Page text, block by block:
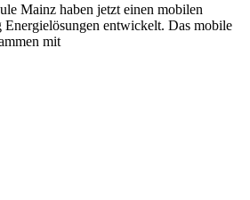
Mainz haben jetzt einen mobilen
entwickelt. Das mobile
mit